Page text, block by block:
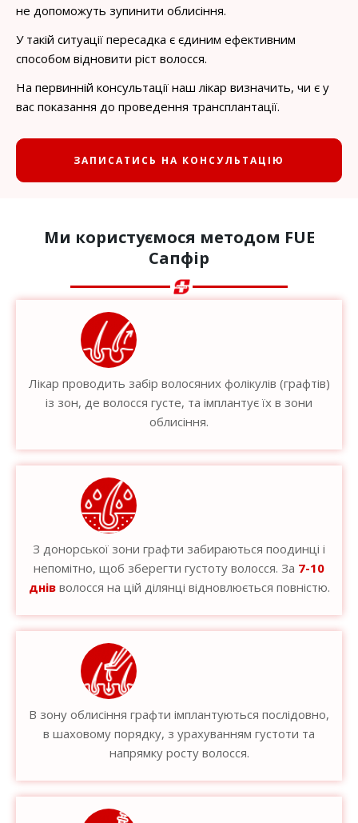
не допоможуть зупинити облисіння.
У такій ситуації пересадка є єдиним ефективним
способом відновити ріст волосся.
На первинній консультації наш лікар визначить, чи є у
вас показання до проведення трансплантації.
ЗАПИСАТИСЬ НА КОНСУЛЬТАЦІЮ
Ми користуємося методом FUE
Сапфір
Лікар проводить забір волосяних фолікулів (графтів)
із зон, де волосся густе, та імплантує їх в зони
облисіння.
З донорської зони графти забираються поодинці і
непомітно, щоб зберегти густоту волосся. За 7-10
днівволосся на цій ділянці відновлюється повністю.
В зону облисіння графти імплантуються послідовно,
в шаховому порядку, з урахуванням густоти та
напрямку росту волосся.